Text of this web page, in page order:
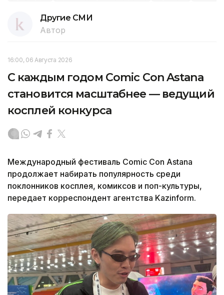
Другие СМИ
Автор
16:00, 06 Августа 2026
С каждым годом Comic Con Astana
становится масштабнее — ведущий
косплей конкурса
Международный фестиваль Comic Con Astana
продолжает набирать популярность среди
поклонников косплея, комиксов и поп-культуры,
передает корреспондент агентства Kazinform.